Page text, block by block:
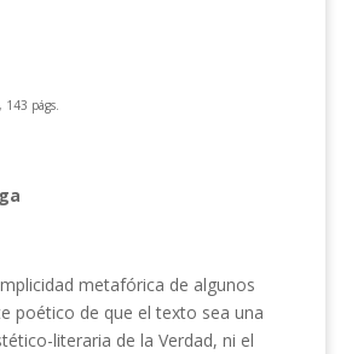
143 págs.
metafórica de algunos
poético de que el texto sea una
literaria de la Verdad, ni el